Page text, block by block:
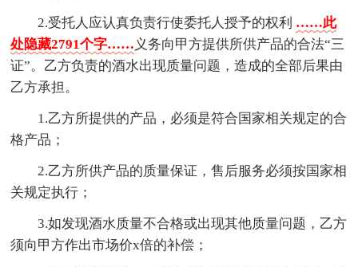
2.受托人应认真负责行使委托人授予的权利 ……此
处隐藏2791个字…… 义务向甲方提供所供产品的合法“三
证”。乙方负责的酒水出现质量问题，造成的全部后果由
乙方承担。
1.乙方所提供的产品，必须是符合国家相关规定的合
格产品；
2.乙方所供产品的质量保证，售后服务必须按国家相
关规定执行；
3.如发现酒水质量不合格或出现其他质量问题，乙方
须向甲方作出市场价x倍的补偿；